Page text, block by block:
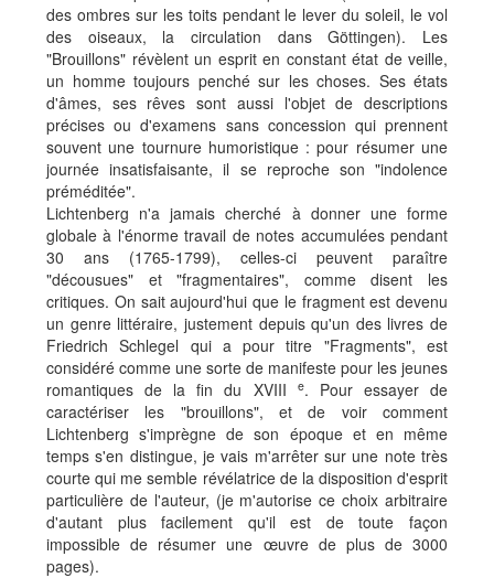
des ombres sur les toits pendant le lever du soleil, le vol
des oiseaux, la circulation dans Göttingen). Les
"Brouillons" révèlent un esprit en constant état de veille,
un homme toujours penché sur les choses. Ses états
d'âmes, ses rêves sont aussi l'objet de descriptions
précises ou d'examens sans concession qui prennent
souvent une tournure humoristique : pour résumer une
journée insatisfaisante, il se reproche son "indolence
préméditée".
Lichtenberg n'a jamais cherché à donner une forme
globale à l'énorme travail de notes accumulées pendant
30 ans (1765-1799), celles-ci peuvent paraître
"décousues" et "fragmentaires", comme disent les
critiques. On sait aujourd'hui que le fragment est devenu
un genre littéraire, justement depuis qu'un des livres de
Friedrich Schlegel qui a pour titre "Fragments", est
considéré comme une sorte de manifeste pour les jeunes
romantiques de la fin du XVIII
e. Pour essayer de
caractériser les "brouillons", et de voir comment
Lichtenberg s'imprègne de son époque et en même
temps s'en distingue, je vais m'arrêter sur une note très
courte qui me semble révélatrice de la disposition d'esprit
particulière de l'auteur, (je m'autorise ce choix arbitraire
d'autant plus facilement qu'il est de toute façon
impossible de résumer une œuvre de plus de 3000
pages).